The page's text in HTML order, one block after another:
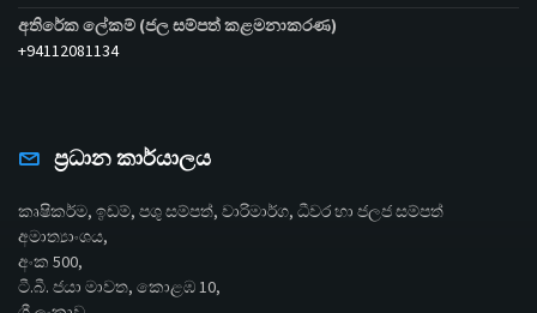
අතිරේක ලේකම් (ජල සම්පත් කළමනාකරණ)
+94112081134
ප්‍රධාන කාර්යාලය
කෘෂිකර්ම, ඉඩම්, පශු සම්පත්, වාරිමාර්ග, ධීවර හා ජලජ සම්පත්
අමාත්‍යාංශය,
අංක 500,
ටී.බී. ජයා මාවත, කොළඹ 10,